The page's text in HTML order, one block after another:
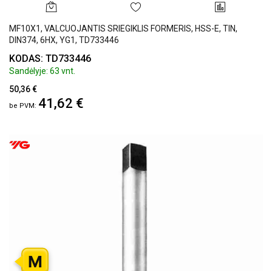
MF10X1, VALCUOJANTIS SRIEGIKLIS FORMERIS, HSS-E, TIN,
DIN374, 6HX, YG1, TD733446
KODAS: TD733446
Sandėlyje: 63 vnt.
50,36 €
41,62 €
M